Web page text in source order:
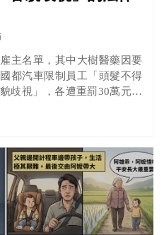
主名單，其中大樹醫藥因要
都汽車限制員工「頭髮不得
歧視」，各遭重罰30萬元。
。